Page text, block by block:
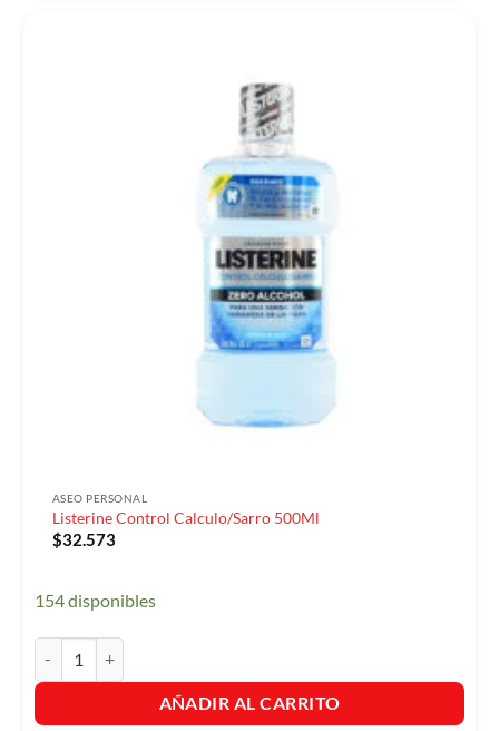
ASEO PERSONAL
Listerine Control Calculo/Sarro 500Ml
$32.573
154 disponibles
AÑADIR AL CARRITO